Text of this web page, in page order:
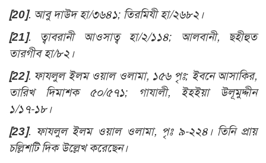
[20]. আবু দাউদ হা/৩৬৪১; তিরমিযী হা/২৬৮২।
[21]. ত্বাবরানী আওসাত্ব হা/২/১১৪; আলবানী, ছহীহুত
তারগীব হা/৮২।
[22]. ফাযলুল ইলম ওয়াল ওলামা, ১৫৬ পৃঃ; ইবনে আসাকির,
তারিখ দিমাশক ৫০/৫৭১; গাযালী, ইহইয়া উলূমুদ্দীন
১/১৭-১৮।
[23]. ফাযলুল ইলম ওয়াল ওলামা, পৃঃ ৯-২২৪। তিনি প্রায়
চল্লিশটি দিক উল্লেখ করেছেন।